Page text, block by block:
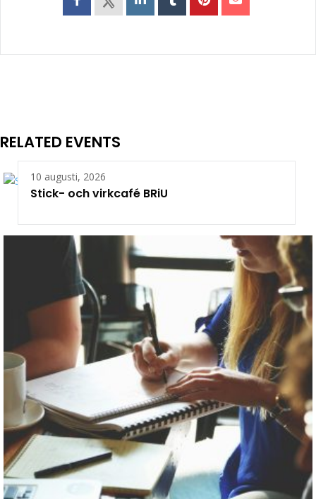
RELATED EVENTS
10 augusti, 2026
Stick- och virkcafé BRiU